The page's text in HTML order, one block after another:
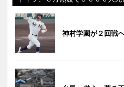
神村学園が２回戦